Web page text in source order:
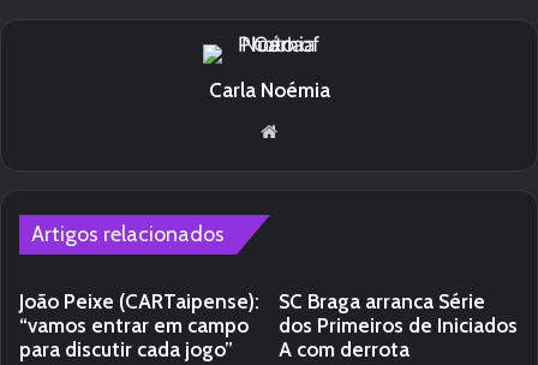
Carla Noémia
Artigos relacionados
João Peixe (CARTaipense):
“vamos entrar em campo
para discutir cada jogo”
SC Braga arranca Série
dos Primeiros de Iniciados
A com derrota